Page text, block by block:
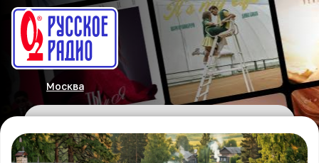
Москва